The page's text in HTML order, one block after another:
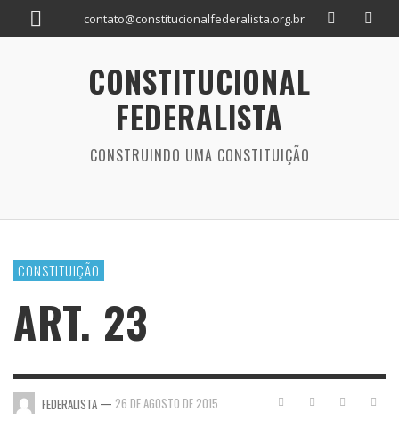
contato@constitucionalfederalista.org.br
CONSTITUCIONAL
FEDERALISTA
CONSTRUINDO UMA CONSTITUIÇÃO
CONSTITUIÇÃO
ART. 23
FEDERALISTA — 26 DE AGOSTO DE 2015